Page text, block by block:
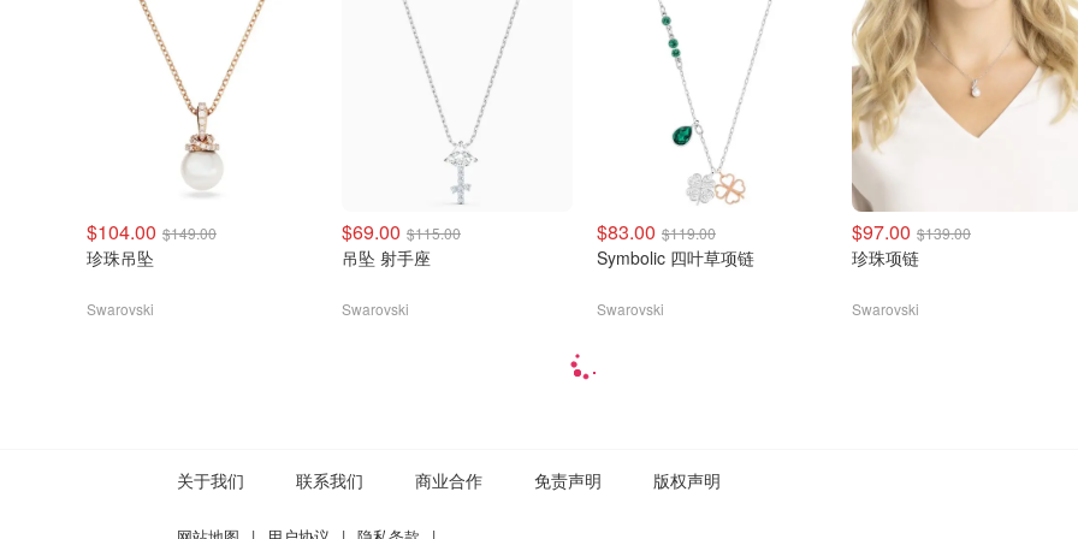
$104.00 $149.00
珍珠吊坠
Swarovski
$69.00 $115.00
吊坠 射手座
Swarovski
$83.00 $119.00
Symbolic 四叶草项链
Swarovski
$97.00 $139.00
珍珠项链
Swarovski
关于我们 联系我们 商业合作 免责声明 版权声明